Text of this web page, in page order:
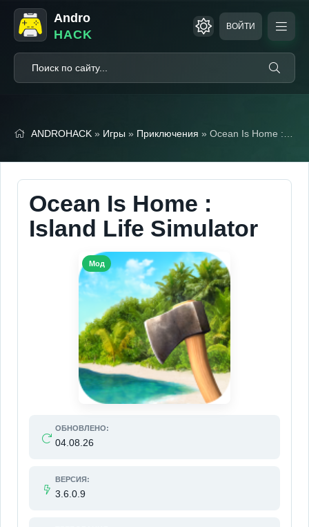
Andro
HACK
ВОЙТИ
ANDROHACK » Игры » Приключения » Ocean Is Home : Island Life Simulator (Мод, Много денег)
Ocean Is Home :
Island Life Simulator
ОБНОВЛЕНО:
04.08.26
ВЕРСИЯ:
3.6.0.9
Мод